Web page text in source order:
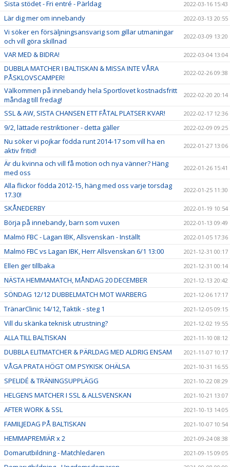
Sista stödet - Fri entré - Pärldag 2022-03-16 15:43
Lär dig mer om innebandy 2022-03-13 20:55
Vi söker en försäljningsansvarig som gillar utmaningar
och vill göra skillnad
2022-03-09 13:20
VAR MED & BIDRA! 2022-03-04 13:04
DUBBLA MATCHER I BALTISKAN & MISSA INTE VÅRA
PÅSKLOVSCAMPER!
2022-02-26 09:38
Välkommen på innebandy hela Sportlovet kostnadsfritt
måndag till fredag!
2022-02-20 20:14
SSL & AW, SISTA CHANSEN ETT FÅTAL PLATSER KVAR! 2022-02-17 12:36
9/2, lättade restriktioner - detta gäller 2022-02-09 09:25
Nu söker vi pojkar födda runt 2014-17 som vill ha en
aktiv fritid!
2022-01-27 13:06
Är du kvinna och vill få motion och nya vänner? Häng
med oss
2022-01-26 15:41
Alla flickor födda 2012-15, häng med oss varje torsdag
17.30!
2022-01-25 11:30
SKÅNEDERBY 2022-01-19 10:54
Börja på innebandy, barn som vuxen 2022-01-13 09:49
Malmö FBC - Lagan IBK, Allsvenskan - Inställt 2022-01-05 17:36
Malmö FBC vs Lagan IBK, Herr Allsvenskan 6/1 13:00 2021-12-31 00:17
Ellen ger tillbaka 2021-12-31 00:14
NÄSTA HEMMAMATCH, MÅNDAG 20 DECEMBER 2021-12-13 20:42
SÖNDAG 12/12 DUBBELMATCH MOT WARBERG 2021-12-06 17:17
TränarClinic 14/12, Taktik - steg 1 2021-12-05 09:15
Vill du skänka teknisk utrustning? 2021-12-02 19:55
ALLA TILL BALTISKAN 2021-11-10 08:12
DUBBLA ELITMATCHER & PÄRLDAG MED ALDRIG ENSAM 2021-11-07 10:17
VÅGA PRATA HÖGT OM PSYKISK OHÄLSA 2021-10-31 16:55
SPELIDÉ & TRÄNINGSUPPLÄGG 2021-10-22 08:29
HELGENS MATCHER I SSL & ALLSVENSKAN 2021-10-21 13:07
AFTER WORK & SSL 2021-10-13 14:05
FAMILJEDAG PÅ BALTISKAN 2021-10-07 10:54
HEMMAPREMIÄR x 2 2021-09-24 08:38
Domarutbildning - Matchledaren 2021-09-15 09:05